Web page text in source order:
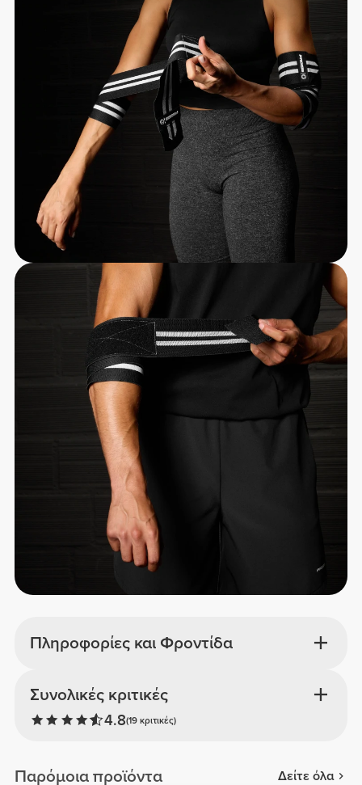
Πληροφορίες και Φροντίδα
Συνολικές κριτικές
4.8(19 κριτικές)
Παρόμοια προϊόντα Δείτε όλα